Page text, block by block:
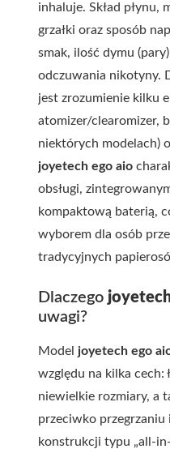
inhaluje. Skład płynu,
grzałki oraz sposób
smak, ilość dymu
odczuwania nikotyny.
jest zrozumienie kilku
atomizer/clearomizer,
niektórych modelach)
joyetech ego aio
obsługi,
kompaktową baterią,
wyborem dla osób
tradycyjnych
Dlaczego
uwagi?
Model joyetech ego
względu na kilka cech:
niewielkie rozmiary, a
przeciwko przegrzaniu
konstrukcji typu „all-